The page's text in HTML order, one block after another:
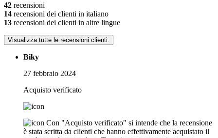
42 recensioni
14 recensioni dei clienti in italiano
13 recensioni dei clienti in altre lingue
Visualizza tutte le recensioni clienti.
Biky
27 febbraio 2024
Acquisto verificato
Con "Acquisto verificato" si intende che la recensione
è stata scritta da clienti che hanno effettivamente acquistato il